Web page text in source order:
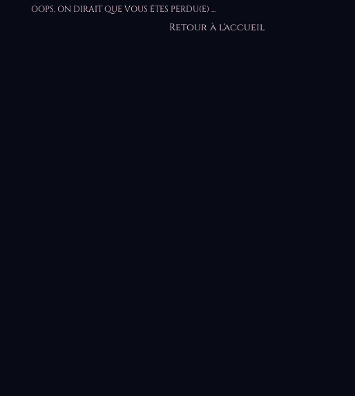
OOPS, ON DIRAIT QUE VOUS ÊTES PERDU(E) ...
Retour à l'accueil